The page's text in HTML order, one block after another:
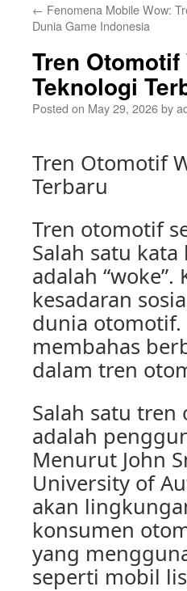
← Fenomena Mobile Wow:
Dunia Game Indonesia
Tren
Teknologi
Posted on May 29, 2026by
Tren Otomotif
Terbaru
Tren otomotif
Salah satu
adalah
kesadaran
dunia
membahas
dalam tren
Salah satu
adalah
Menurut John
University of
akan
konsumen
yang
seperti mobil